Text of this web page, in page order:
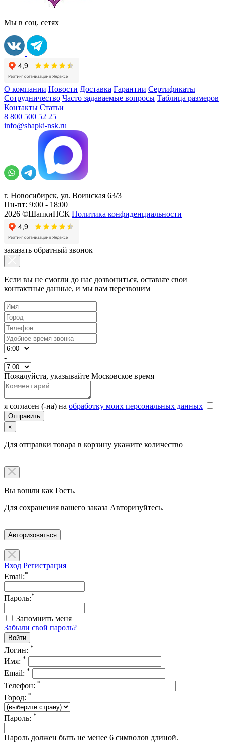
Мы в соц. сетях
О компании Новости Доставка Гарантии Сертификаты
Сотрудничество Часто задаваемые вопросы Таблица размеров
Контакты Статьи
8 800 500 52 25
info@shapki-nsk.ru
г. Новосибирск, ул. Воинская 63/3
Пн-пт: 9:00 - 18:00
2026 ©ШапкиНСК Политика конфиденциальности
заказать обратный звонок
Если вы не смогли до нас дозвониться, оставьте свои
контактные данные, и мы вам перезвоним
-
Пожалуйста, указывайте Московское время
я согласен (-на) на обработку моих персональных данных
×
Для отправки товара в корзину укажите количество
Вы вошли как Гость.
Для сохранения вашего заказа Авторизуйтесь.
Авторизоваться
Вход Регистрация
Email:*
Пароль:*
Запомнить меня
Забыли свой пароль?
Логин: *
Имя: *
Email: *
Телефон: *
Город: *
Пароль: *
Пароль должен быть не менее 6 символов длиной.